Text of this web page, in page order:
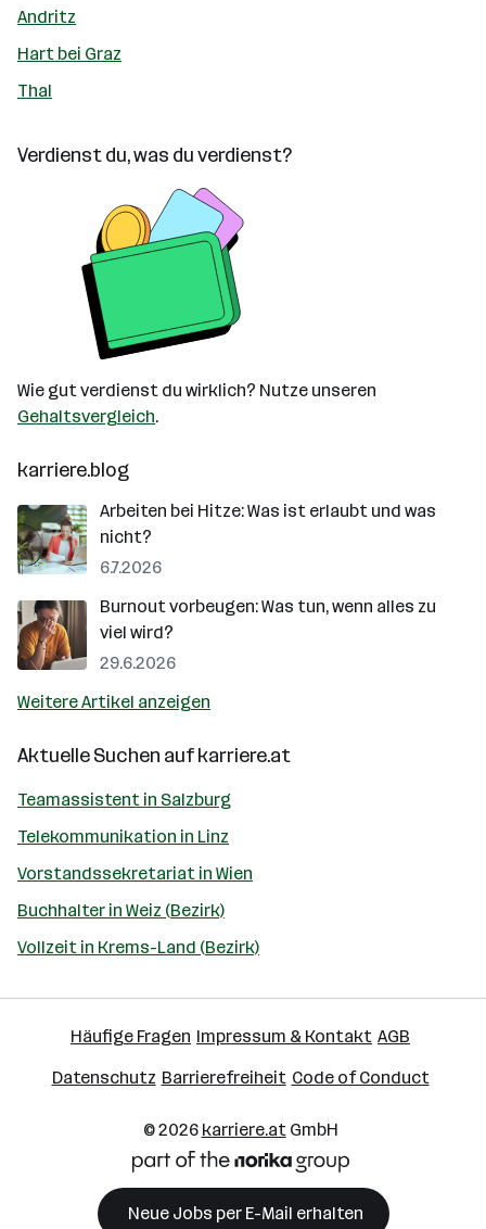
Andritz
Hart bei Graz
Thal
Verdienst du, was du verdienst?
Wie gut verdienst du wirklich? Nutze unseren
Gehaltsvergleich.
karriere.blog
Arbeiten bei Hitze: Was ist erlaubt und was
nicht?
6.7.2026
Burnout vorbeugen: Was tun, wenn alles zu
viel wird?
29.6.2026
Weitere Artikel anzeigen
Aktuelle Suchen aufkarriere.at
Teamassistent in Salzburg
Telekommunikation in Linz
Vorstandssekretariat in Wien
Buchhalter in Weiz (Bezirk)
Vollzeit in Krems-Land (Bezirk)
Häufige Fragen Impressum & Kontakt AGB
Datenschutz Barrierefreiheit Code of Conduct
© 2026 karriere.atGmbH
Neue Jobs per E-Mail erhalten